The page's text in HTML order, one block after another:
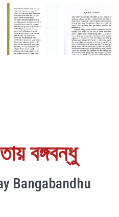
বঙ্গবন্ধু
Bangabandhu